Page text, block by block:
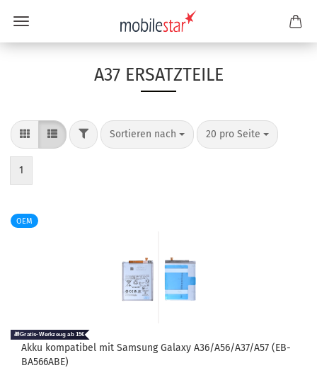
A37 ERSATZTEILE
Sortieren nach 20 pro Seite
1
OEM
Akku kom­pa­ti­bel mit Sam­sung Ga­la­xy A36/A56/A37/A57 (EB-​
BA566ABE)